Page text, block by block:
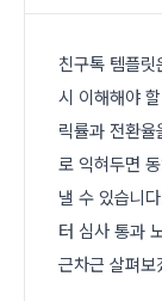
친구톡 템플
시 이해해야
릭률과 전환
로 익혀두면
낼 수 있습니
터 심사 통과
근차근 살펴보